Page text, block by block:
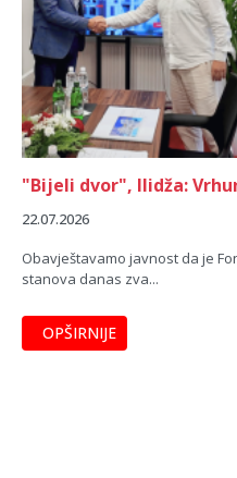
"Bijeli dvor", Ilidža:
22.07.2026
Obavještavamo javnost da je
stanova danas zva...
OPŠIRNIJE